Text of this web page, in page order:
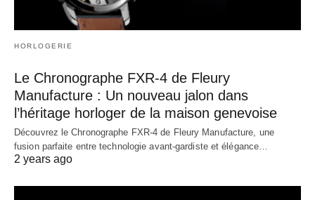
HORLOGERIE
Le Chronographe FXR-4 de Fleury
Manufacture : Un nouveau jalon dans
l’héritage horloger de la maison genevoise
Découvrez le Chronographe FXR-4 de Fleury Manufacture, une
fusion parfaite entre technologie avant-gardiste et élégance…
2 years ago